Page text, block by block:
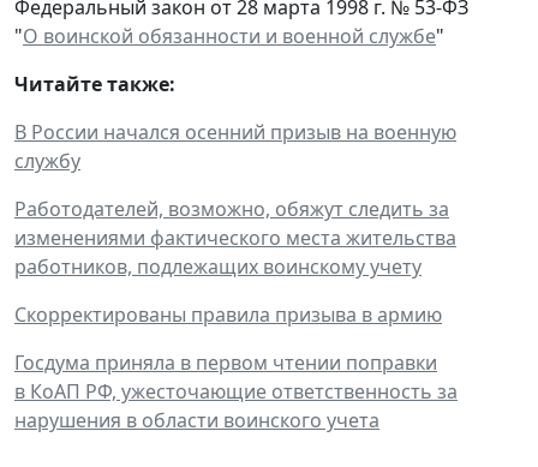
Федеральный закон от 28 марта 1998 г. № 53-ФЗ
"О воинской обязанности и военной службе"
Читайте также:
В России начался осенний призыв на военную
службу
Работодателей, возможно, обяжут следить за
изменениями фактического места жительства
работников, подлежащих воинскому учету
Скорректированы правила призыва в армию
Госдума приняла в первом чтении поправки
в КоАП РФ, ужесточающие ответственность за
нарушения в области воинского учета